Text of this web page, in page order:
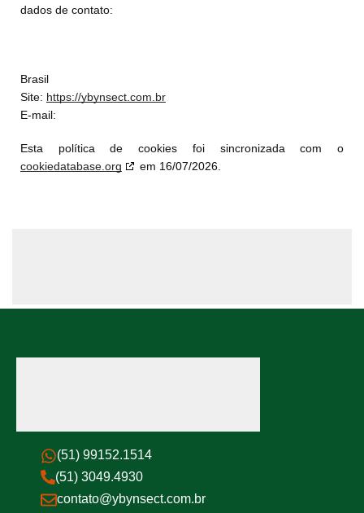
dados de contato:
Brasil
Site: https://ybynsect.com.br
E-mail:
Esta política de cookies foi sincronizada com o
cookiedatabase.org
em 16/07/2026.
(51) 99152.1514
(51) 3049.4930
contato@ybynsect.com.br